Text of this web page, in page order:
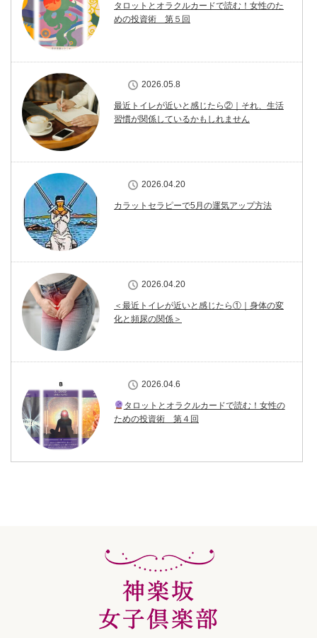
タロットとオラクルカードで読む！女性のた
めの投資術 第５回
2026.05.8
最近トイレが近いと感じたら②｜それ、生活
習慣が関係しているかもしれません
2026.04.20
カラットセラピーで5月の運気アップ方法
2026.04.20
＜最近トイレが近いと感じたら①｜身体の変
化と頻尿の関係＞
2026.04.6
タロットとオラクルカードで読む！女性の
ための投資術 第４回